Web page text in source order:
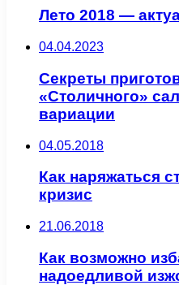
Лето 2018 —
04.04.2023
Секреты
«Столичного»
вариации
04.05.2018
Как наряжаться
кризис
21.06.2018
Как возможно
надоедливой